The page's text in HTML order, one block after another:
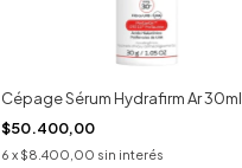
Cépage Sérum Hydrafirm Ar 30ml
$50.400,00
6 x $8.400,00 sin interés